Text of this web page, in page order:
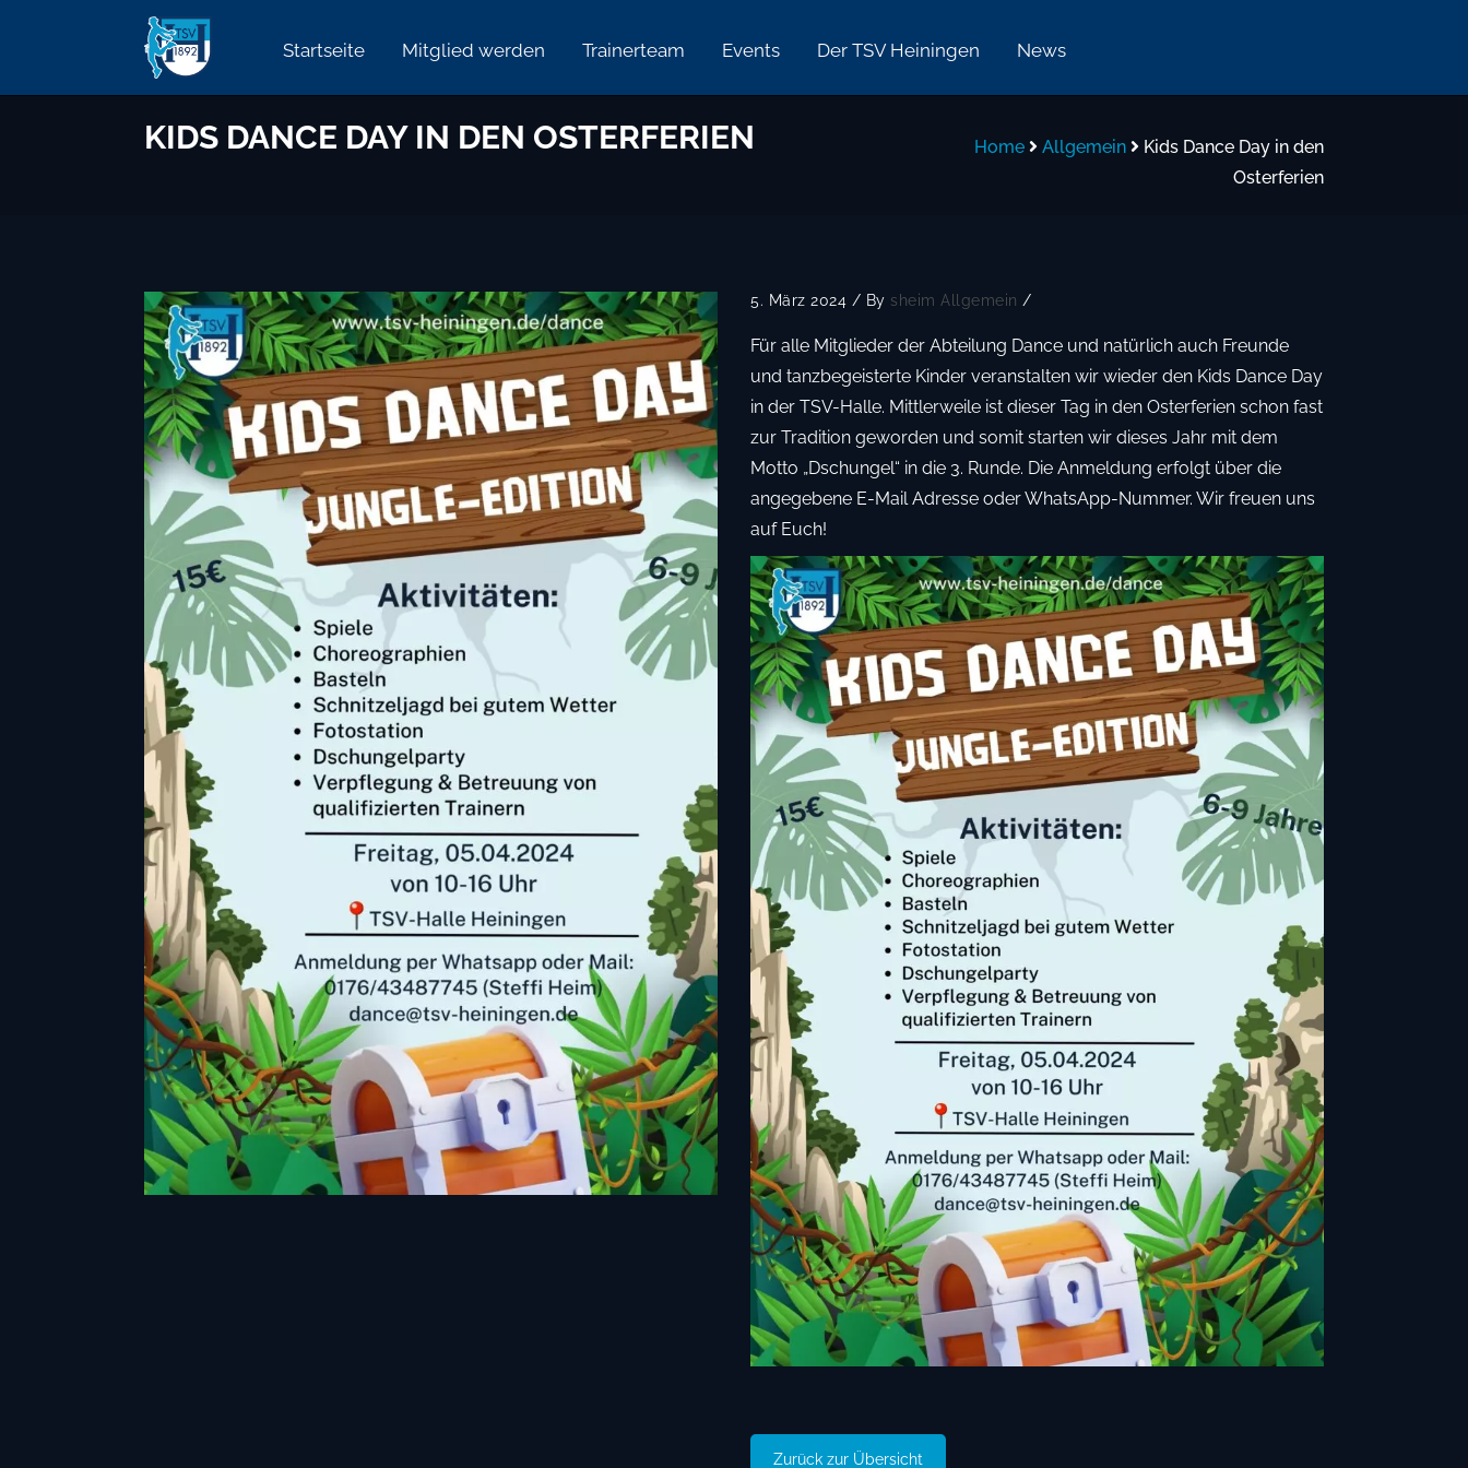
Startseite Mitglied werden Trainerteam Events Der TSV Heiningen News
KIDS DANCE DAY IN DEN OSTERFERIEN Home Allgemein
Kids Dance Day in den
Osterferien
5. März 2024 / By sheim Allgemein /
Für alle Mitglieder der Abteilung Dance und natürlich auch Freunde
und tanzbegeisterte Kinder veranstalten wir wieder den Kids Dance Day
in der TSV-Halle. Mittlerweile ist dieser Tag in den Osterferien schon fast
zur Tradition geworden und somit starten wir dieses Jahr mit dem
Motto „Dschungel“ in die 3. Runde. Die Anmeldung erfolgt über die
angegebene E-Mail Adresse oder WhatsApp-Nummer. Wir freuen uns
auf Euch!
Zurück zur Übersicht